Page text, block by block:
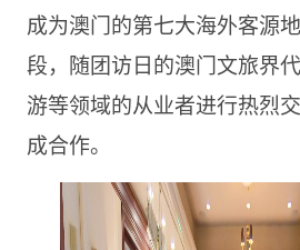
成为澳门的第七大海外客源
段，随团访日的澳门文旅界
游等领域的从业者进行热烈
成合作。